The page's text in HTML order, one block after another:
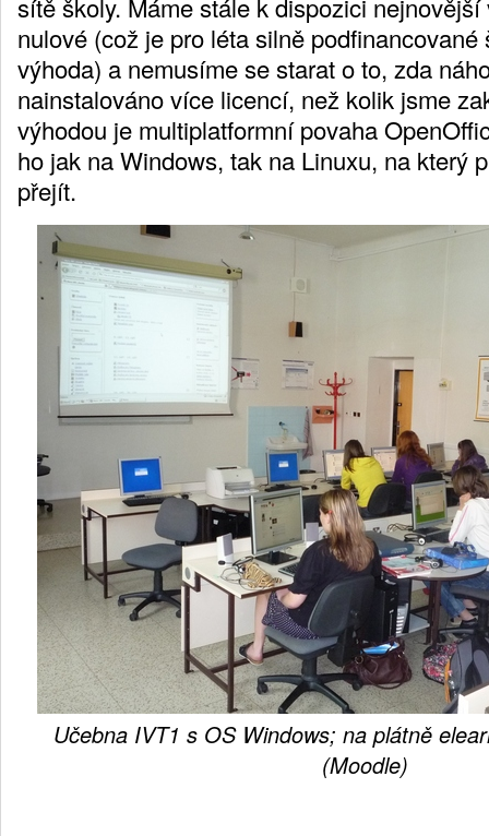
sítě školy. Máme stále k dispozici
nulové (což je pro léta silně
výhoda) a nemusíme se starat o to, zda
nainstalováno více licencí, než kolik jsme
výhodou je multiplatformní povaha
ho jak na Windows, tak na Linuxu, na který
přejít.
Učebna IVT1 s OS Windows; na plátně
(Moodle)